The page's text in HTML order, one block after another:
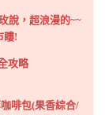
說，超浪漫的~~
瞜!
攻略
啡包(果香綜合/